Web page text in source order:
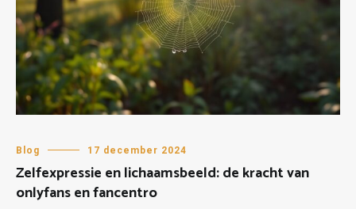
Blog 17 december 2024
Zelfexpressie en lichaamsbeeld: de kracht van
onlyfans en fancentro